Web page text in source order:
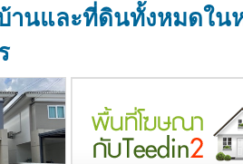
านและที่ดินทั้งหมดใ